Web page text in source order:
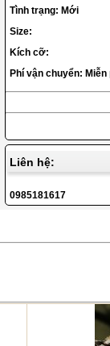
Tình trạng: Mới
Size:
Kích cỡ:
Phí vận chuyển:
Liên hệ:
0985181617